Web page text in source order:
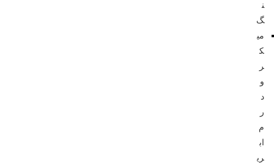
ن
گ
می
ک
ر
و
د
ر
م
اب
ری